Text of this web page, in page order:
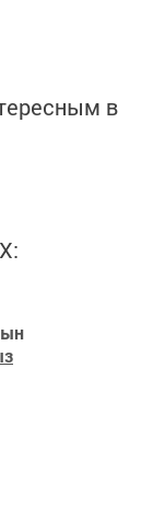
в